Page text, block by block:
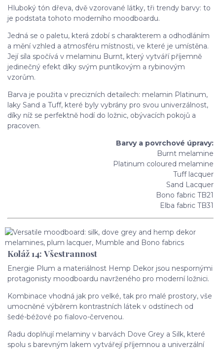
Hluboký tón dřeva, dvě vzorované látky, tři trendy barvy: to
je podstata tohoto moderního moodboardu.
Jedná se o paletu, která zdobí s charakterem a odhodláním
a mění vzhled a atmosféru místnosti, ve které je umístěna.
Její síla spočívá v melaminu Burnt, který vytváří příjemně
jedinečný efekt díky svým puntíkovým a rybinovým
vzorům.
Barva je použita v precizních detailech: melamin Platinum,
laky Sand a Tuff, které byly vybrány pro svou univerzálnost,
díky níž se perfektně hodí do ložnic, obývacích pokojů a
pracoven.
Barvy a povrchové úpravy:
Burnt melamine
Platinum coloured melamine
Tuff lacquer
Sand Lacquer
Bono fabric TB21
Elba fabric TB31
Koláž 14: Všestrannost
Energie Plum a materiálnost Hemp Dekor jsou nespornými
protagonisty moodboardu navrženého pro moderní ložnici.
Kombinace vhodná jak pro velké, tak pro malé prostory, vše
umocněné výběrem kontrastních látek v odstínech od
šedé-béžové po fialovo-červenou.
Řadu doplňují melaminy v barvách Dove Grey a Silk, které
spolu s barevným lakem vytvářejí příjemnou a univerzální